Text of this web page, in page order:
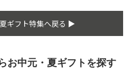
ギフト特集へ戻る ▶
お中元・夏ギフトを探す